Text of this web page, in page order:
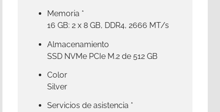
Memoria *
16 GB: 2 x 8 GB, DDR4, 2666 MT/s
Almacenamiento
SSD NVMe PCIe M.2 de 512 GB
Color
Silver
Servicios de asistencia *